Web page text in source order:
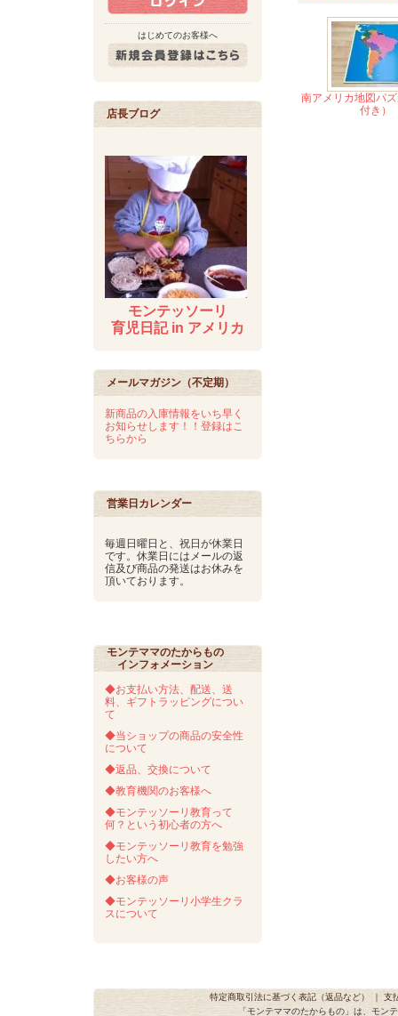
はじめてのお客様へ
店長ブログ
モンテッソーリ
育児日記 in アメリカ
メールマガジン（不定期）
新商品の入庫情報をいち早く
お知らせします！！登録はこ
ちらから
営業日カレンダー
毎週日曜日と、祝日が休業日
です。休業日にはメールの返
信及び商品の発送はお休みを
頂いております。
モンテママのたからもの
インフォメーション
◆お支払い方法、配送、送
料、ギフトラッピングについ
て
◆当ショップの商品の安全性
について
◆返品、交換について
◆教育機関のお客様へ
◆モンテッソーリ教育って
何？という初心者の方へ
◆モンテッソーリ教育を勉強
したい方へ
◆お客様の声
◆モンテッソーリ小学生クラ
スについて
南アメリカ地図パ
付き）
特定商取引法に基づく表記（返品など） ｜ 支
「モンテママのたからもの」は、モン